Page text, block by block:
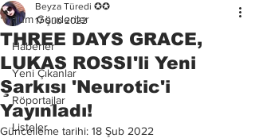
Tüm Gönderiler
Haberler
Yeni Çıkanlar
Röportajlar
Listeler
THREE DAYS GRACE,
LUKAS ROSSI'li Yeni
Şarkısı 'Neurotic'i
Yayınladı!
Beyza Türedi ✪✪
17 Şub 2022
Güncelleme tarihi: 18 Şub 2022